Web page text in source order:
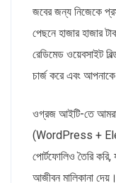
জবের জন্য নিজেকে
পেছনে হাজার হাজার
রেডিমেড ওয়েবসাইট
চার্জ করে এবং আপনাকে
ওগ্রজ আইটি-তে আমরা
(WordPress +
পোর্টফোলিও তৈরি
আজীবন মালিকানা